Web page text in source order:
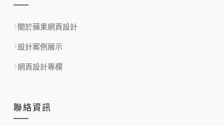
關於蘋果網頁設計
設計案例展示
網頁設計專欄
聯絡資訊